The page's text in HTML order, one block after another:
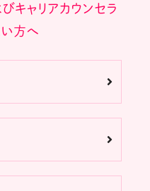
キャリアカウンセラ
い方へ